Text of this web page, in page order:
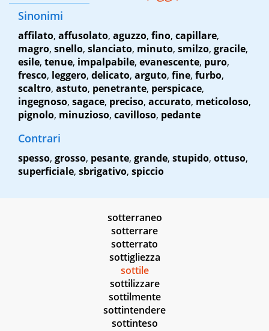
Sinonimi
affilato, affusolato, aguzzo, fino, capillare,
magro, snello, slanciato, minuto, smilzo, gracile,
esile, tenue, impalpabile, evanescente, puro,
fresco, leggero, delicato, arguto, fine, furbo,
scaltro, astuto, penetrante, perspicace,
ingegnoso, sagace, preciso, accurato, meticoloso,
pignolo, minuzioso, cavilloso, pedante
Contrari
spesso, grosso, pesante, grande, stupido, ottuso,
superficiale, sbrigativo, spiccio
sotterraneo
sotterrare
sotterrato
sottigliezza
sottile
sottilizzare
sottilmente
sottintendere
sottinteso